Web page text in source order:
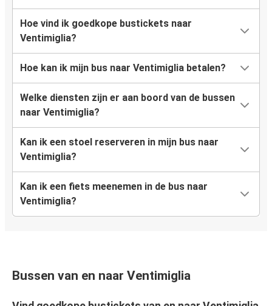
Hoe vind ik goedkope bustickets naar
Ventimiglia?
Hoe kan ik mijn bus naar Ventimiglia betalen?
Welke diensten zijn er aan boord van de bussen
naar Ventimiglia?
Kan ik een stoel reserveren in mijn bus naar
Ventimiglia?
Kan ik een fiets meenemen in de bus naar
Ventimiglia?
Bussen van en naar Ventimiglia